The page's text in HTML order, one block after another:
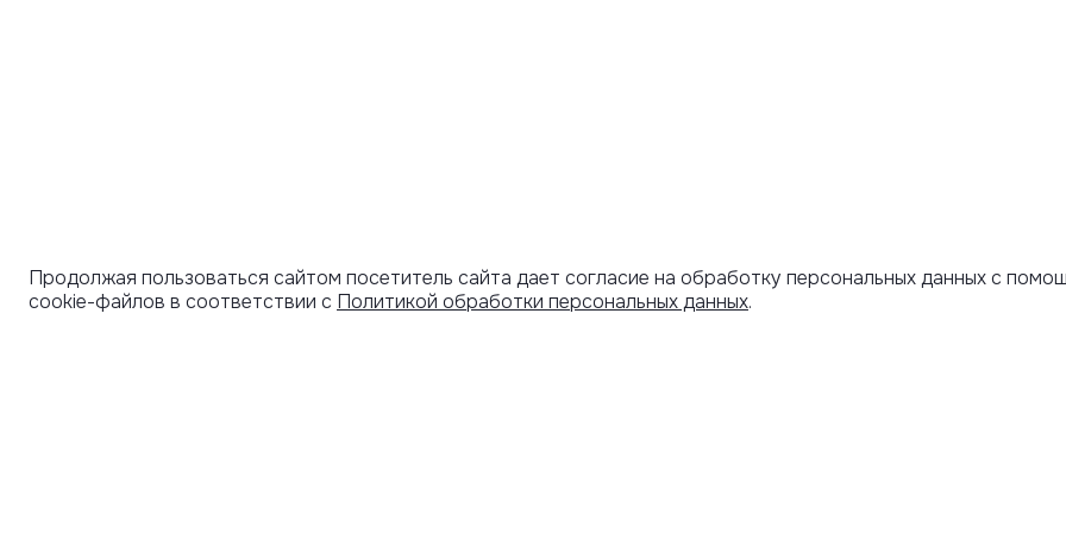
Продолжая пользоваться сайтом посетитель сайта дает согласие на обработку персональных данных с
cookie-файлов в соответствии с Политикой обработки персональных данных.